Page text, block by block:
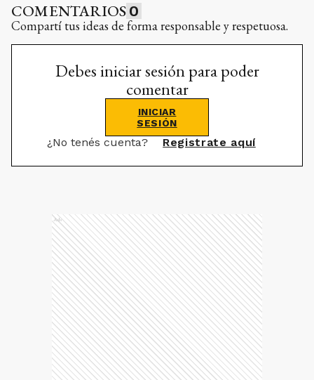
COMENTARIOS 0
Compartí tus ideas de forma responsable y respetuosa.
Debes iniciar sesión para poder
comentar
INICIAR
SESIÓN
¿No tenés cuenta? Registrate aquí
Ads